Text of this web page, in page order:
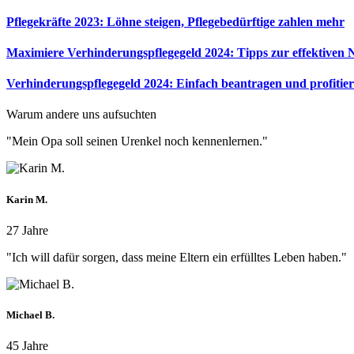
Pflegekräfte 2023: Löhne steigen, Pflegebedürftige zahlen mehr
Maximiere Verhinderungspflegegeld 2024: Tipps zur effektiven
Verhinderungspflegegeld 2024: Einfach beantragen und
Warum andere uns aufsuchten
"Mein Opa soll seinen Urenkel noch kennenlernen."
Karin M.
27 Jahre
"Ich will dafür sorgen, dass meine Eltern ein erfülltes Leben haben."
Michael B.
45 Jahre